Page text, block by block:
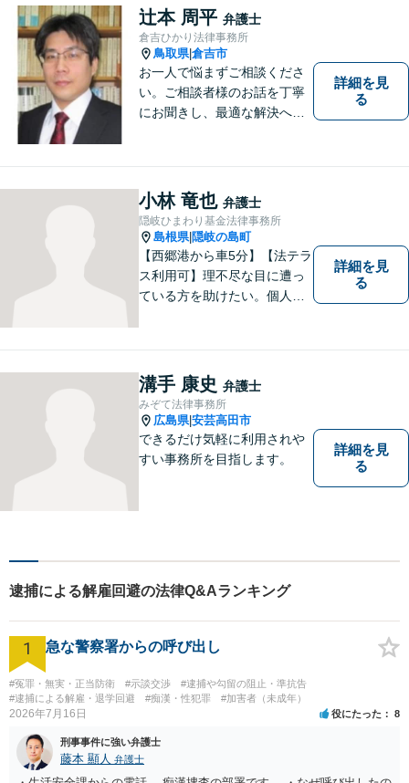
ている方も、お気軽にご相談
ください！【駐車場有】
辻本 周平 弁護士
倉吉ひかり法律事務所
鳥取県|倉吉市
お一人で悩まずご相談くださ
い。ご相談者様のお話を丁寧
にお聞きし、最適な解決へと
詳細を見
る
小林 竜也 弁護士
隠岐ひまわり基金法律事務所
島根県|隠岐の島町
【西郷港から車5分】【法テラ
ス利用可】理不尽な目に遭っ
ている方を助けたい。個人・
え込むことなく、まずはお気
軽にご相談ください。【電話
相談可】
詳細を見
る
溝手 康史 弁護士
みぞて法律事務所
広島県|安芸高田市
できるだけ気軽に利用されや
すい事務所を目指します。
詳細を見
る
逮捕による解雇回避の法律Q&Aランキング
1 急な警察署からの呼び出し
#冤罪・無実・正当防衛 #示談交渉
#逮捕や勾留の阻止・準抗告
#逮捕による解雇・退学回避
#痴漢・性犯罪 #加害者（未成年）
2026年7月16日 役にたった 8
刑事事件に強い弁護士
藤本 顯人 弁護士